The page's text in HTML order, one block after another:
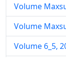
Volume
Volume
Volume 6_5,